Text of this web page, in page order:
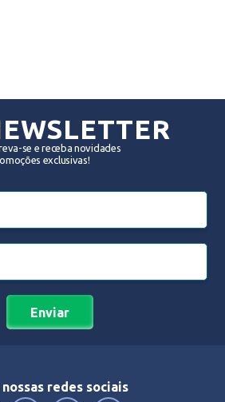
se e receba novidades
exclusivas!
Enviar
redes sociais